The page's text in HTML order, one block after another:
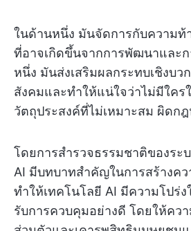
ในด้านหนึ่ง มันจัดการกับความท้
ที่อาจเกิดขึ้นจากการพัฒนาและ
หนึ่ง มันส่งเสริมผลกระทบเชิงบว
สังคมและทำให้แน่ใจว่าไม่มีใคร
วัตถุประสงค์ที่ไม่เหมาะสม ผิดก
โดยการสำรวจธรรมชาติของระ
AI มีบทบาทสำคัญในการสร้างคว
ทำให้เทคโนโลยี AI มีความโปร่
รับการควบคุมอย่างดี โดยให้คว